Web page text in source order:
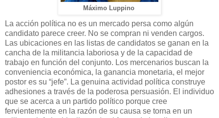
Máximo Luppino
La acción política no es un mercado persa como algún
candidato parece creer. No se compran ni venden cargos.
Las ubicaciones en las listas de candidatos se ganan en la
cancha de la militancia laboriosa y de la capacidad de
trabajo en función del conjunto. Los mercenarios buscan la
conveniencia económica, la ganancia monetaria, el mejor
postor es su “jefe”. La genuina actividad política construye
adhesiones a través de la poderosa persuasión. El individuo
que se acerca a un partido político porque cree
fervientemente en la razón de su causa se torna en un